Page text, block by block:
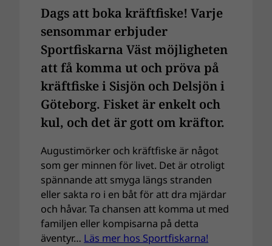
Dags att boka kräftfiske! Varje
sensommar erbjuder
Sportfiskarna Väst möjligheten
att få komma ut och pröva på
kräftfiske i Sisjön och Delsjön i
Göteborg. Fisket är enkelt och
kul, och det är gott om kräftor.
Augustimörker och kräftfiske är något
som ger minnen för livet. Det är otroligt
spännande att smyga längs stranden
eller sakta ro i en båt för att dra mjärdar
och håvar. Ta chansen att komma ut med
familjen eller kompisarna på detta
äventyr… Läs mer hos Sportfiskarna!